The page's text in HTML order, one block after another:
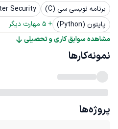
برنامه نویسی سی (C)
Security
پایتون (Python)
+
5 مهارت دیگر
مشاهده سوابق کاری و تحصیلی
نمونه‌کارها
پروژه‌ها